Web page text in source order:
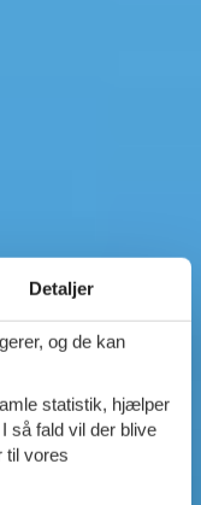
Detaljer
og de kan
statistik, hjælper
så fald vil der blive
til vores